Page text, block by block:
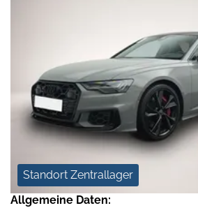
Standort Zentrallager
Allgemeine Daten: